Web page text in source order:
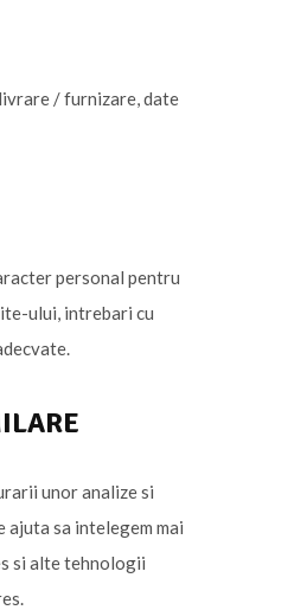
/ furnizare, date
personal pentru
ului, intrebari cu
unor analize si
sa intelegem mai
si alte tehnologii